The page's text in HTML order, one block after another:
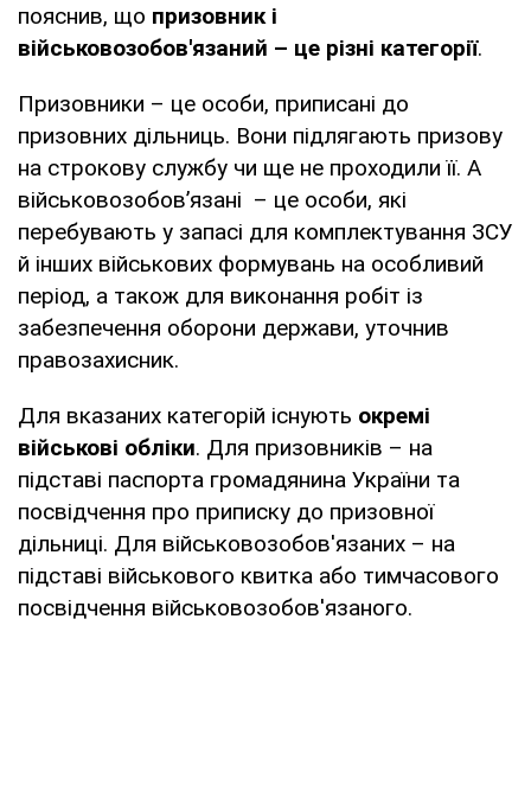
пояснив, що призовник і
військовозобов'язаний – це різні категорії.
Призовники – це особи, приписані до
призовних дільниць. Вони підлягають призову
на строкову службу чи ще не проходили її. А
військовозобов’язані – це особи, які
перебувають у запасі для комплектування ЗСУ
й інших військових формувань на особливий
період, а також для виконання робіт із
забезпечення оборони держави, уточнив
правозахисник.
Для вказаних категорій існують окремі
військові обліки. Для призовників – на
підставі паспорта громадянина України та
посвідчення про приписку до призовної
дільниці. Для військовозобов'язаних – на
підставі військового квитка або тимчасового
посвідчення військовозобов'язаного.